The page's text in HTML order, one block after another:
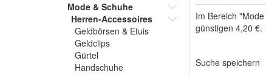
Mode & Schuhe
Herren-Accessoires
Geldbörsen & Etuis
Geldclips
Gürtel
Handschuhe
Im Bereich
günstigen 4,20 €.
Suche speichern